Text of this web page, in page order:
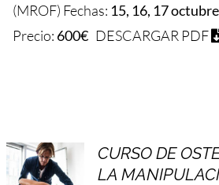
(MROF) Fechas: 15, 16, 17
Precio: 600€ DESCARGAR PDF
CURSO DE
LA